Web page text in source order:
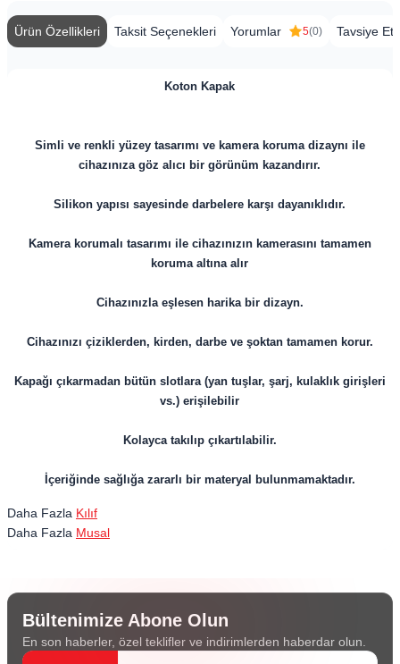
Ürün Özellikleri Taksit Seçenekleri Yorumlar 5(0) Tavsiye Et
Koton Kapak
Simli ve renkli yüzey tasarımı ve kamera koruma dizaynı ile
cihazınıza göz alıcı bir görünüm kazandırır.
Silikon yapısı sayesinde darbelere karşı dayanıklıdır.
Kamera korumalı tasarımı ile cihazınızın kamerasını tamamen
koruma altına alır
Cihazınızla eşlesen harika bir dizayn.
Cihazınızı çiziklerden, kirden, darbe ve şoktan tamamen korur.
Kapağı çıkarmadan bütün slotlara (yan tuşlar, şarj, kulaklık girişleri
vs.) erişilebilir
Kolayca takılıp çıkartılabilir.
İçeriğinde sağlığa zararlı bir materyal bulunmamaktadır.
Daha Fazla Kılıf
Daha Fazla Musal
Bültenimize Abone Olun
En son haberler, özel teklifler ve indirimlerden haberdar olun.